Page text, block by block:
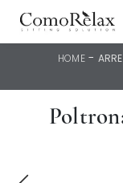
HOME-